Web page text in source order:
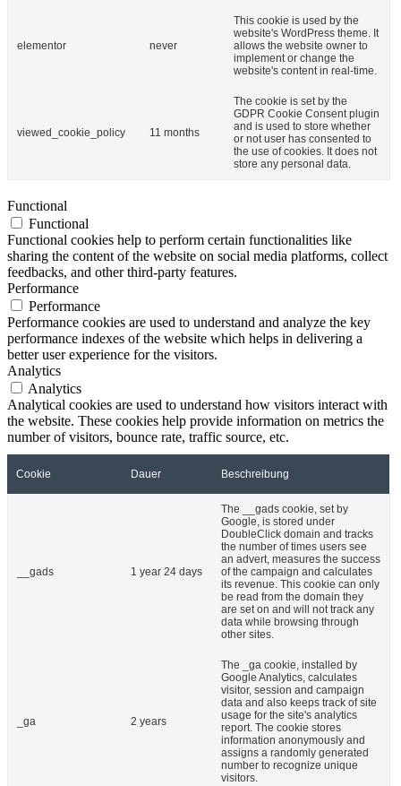
elementor never
This cookie is used by the
website's WordPress theme. It
allows the website owner to
implement or change the
website's content in real-time.
viewed_cookie_policy 11 months
The cookie is set by the
GDPR Cookie Consent plugin
and is used to store whether
or not user has consented to
the use of cookies. It does not
store any personal data.
Functional
Functional
Functional cookies help to perform certain functionalities like
sharing the content of the website on social media platforms, collect
feedbacks, and other third-party features.
Performance
Performance
Performance cookies are used to understand and analyze the key
performance indexes of the website which helps in delivering a
better user experience for the visitors.
Analytics
Analytics
Analytical cookies are used to understand how visitors interact with
the website. These cookies help provide information on metrics the
number of visitors, bounce rate, traffic source, etc.
Cookie Dauer Beschreibung
__gads 1 year 24 days
The __gads cookie, set by
Google, is stored under
DoubleClick domain and tracks
the number of times users see
an advert, measures the success
of the campaign and calculates
its revenue. This cookie can only
be read from the domain they
are set on and will not track any
data while browsing through
other sites.
_ga 2 years
The _ga cookie, installed by
Google Analytics, calculates
visitor, session and campaign
data and also keeps track of site
usage for the site's analytics
report. The cookie stores
information anonymously and
assigns a randomly generated
number to recognize unique
visitors.